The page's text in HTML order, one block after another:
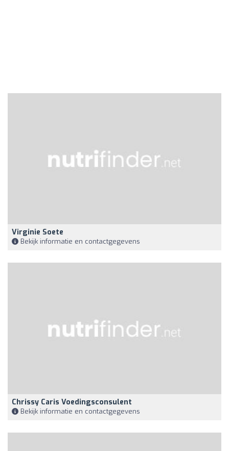
Virginie Soete
Bekijk informatie en contactgegevens
Chrissy Caris Voedingsconsulent
Bekijk informatie en contactgegevens